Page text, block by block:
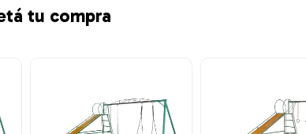
tu compra